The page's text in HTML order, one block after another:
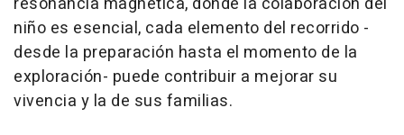
niño es esencial, cada elemento del recorrido -
desde la preparación hasta el momento de la
exploración- puede contribuir a mejorar su
vivencia y la de sus familias.